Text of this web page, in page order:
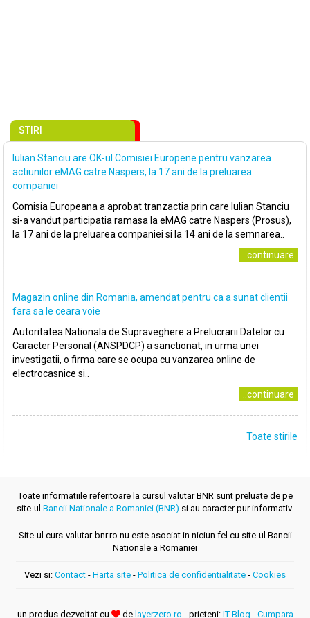
STIRI
Iulian Stanciu are OK-ul Comisiei Europene pentru vanzarea
actiunilor eMAG catre Naspers, la 17 ani de la preluarea
companiei
Comisia Europeana a aprobat tranzactia prin care Iulian Stanciu
si-a vandut participatia ramasa la eMAG catre Naspers (Prosus),
la 17 ani de la preluarea companiei si la 14 ani de la semnarea..
..continuare
Magazin online din Romania, amendat pentru ca a sunat clientii
fara sa le ceara voie
Autoritatea Nationala de Supraveghere a Prelucrarii Datelor cu
Caracter Personal (ANSPDCP) a sanctionat, in urma unei
investigatii, o firma care se ocupa cu vanzarea online de
electrocasnice si..
..continuare
Toate stirile
Toate informatiile referitoare la cursul valutar BNR sunt preluate de pe
site-ul Bancii Nationale a Romaniei (BNR) si au caracter pur informativ.
Site-ul curs-valutar-bnr.ro nu este asociat in niciun fel cu site-ul Bancii
Nationale a Romaniei
Vezi si: Contact - Harta site - Politica de confidentialitate - Cookies
un produs dezvoltat cu de layerzero.ro - prieteni: IT Blog - Cumpara